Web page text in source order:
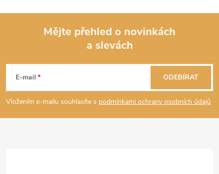
p
a
Mějte přehled o novinkách
a slevách
E-mail
Vložením e-mailu souhlasíte s podmínkami ochrany osobních údajů
ODEBÍRAT